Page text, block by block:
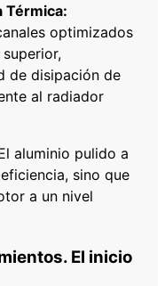
Térmica:
optimizados
de disipación de
al radiador
aluminio pulido a
sino que
a un nivel
El inicio